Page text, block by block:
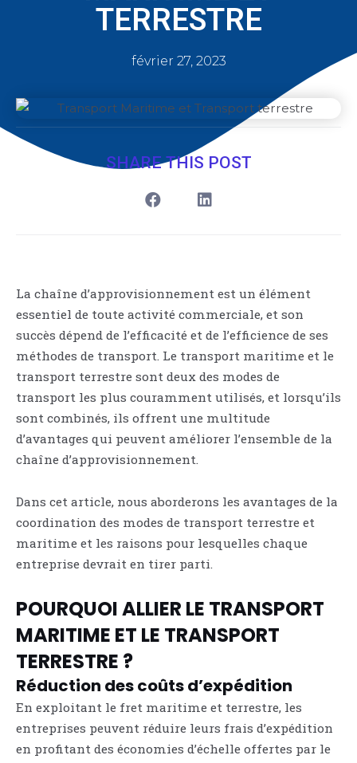
TERRESTRE
février 27, 2023
SHARE THIS POST
La chaîne d’approvisionnement est un élément
essentiel de toute activité commerciale, et son
succès dépend de l’efficacité et de l’efficience de ses
méthodes de transport. Le transport maritime et le
transport terrestre sont deux des modes de
transport les plus couramment utilisés, et lorsqu’ils
sont combinés, ils offrent une multitude
d’avantages qui peuvent améliorer l’ensemble de la
chaîne d’approvisionnement.
Dans cet article, nous aborderons les avantages de la
coordination des modes de transport terrestre et
maritime et les raisons pour lesquelles chaque
entreprise devrait en tirer parti.
POURQUOI ALLIER LE TRANSPORT
MARITIME ET LE TRANSPORT
TERRESTRE ?
Réduction des coûts d’expédition
En exploitant le fret maritime et terrestre, les
entreprises peuvent réduire leurs frais d’expédition
en profitant des économies d’échelle offertes par le